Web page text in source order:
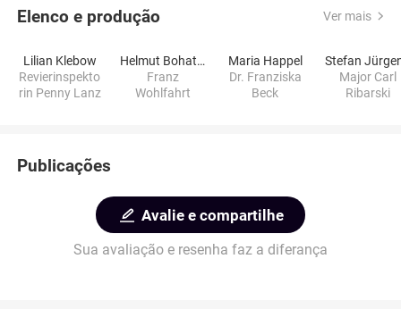
Elenco e produção Ver mais
Lilian Klebow
Revierinspekto
rin Penny Lanz
Helmut Bohatsch
Franz
Wohlfahrt
Maria Happel
Dr. Franziska
Beck
Stefan
Major Carl
Ribarski
Publicações
Avalie e compartilhe
Sua avaliação e resenha faz a diferança